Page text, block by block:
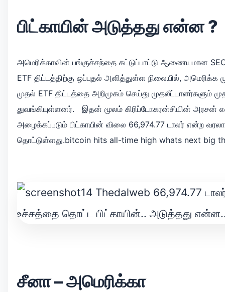
பிட்காயின் அடுத்தது என்ன ?
அமெரிக்காவின் பங்குச்சந்தை கட்டுப்பாட்டு ஆணையமான
ETF திட்டத்திற்கு ஒப்புதல் அளித்துள்ள நிலையில்,
முதல் ETF திட்டத்தை அறிமுகம் செய்து முதலீட்டாளர்களும்
துவங்கியுள்ளனர். இதன் மூலம் கிரிப்டோகரன்சியின் அரசன்
அழைக்கப்படும் பிட்காயின் விலை 66,974.77 டாலர் என்ற
தொட்டுள்ளது.bitcoin hits all-time high whats next big
சீனா – அமெரிக்கா